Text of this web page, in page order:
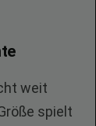
weit
spielt